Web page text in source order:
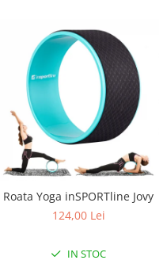
Roata Yoga inSPORTline Jovy
124,00 Lei
IN STOC